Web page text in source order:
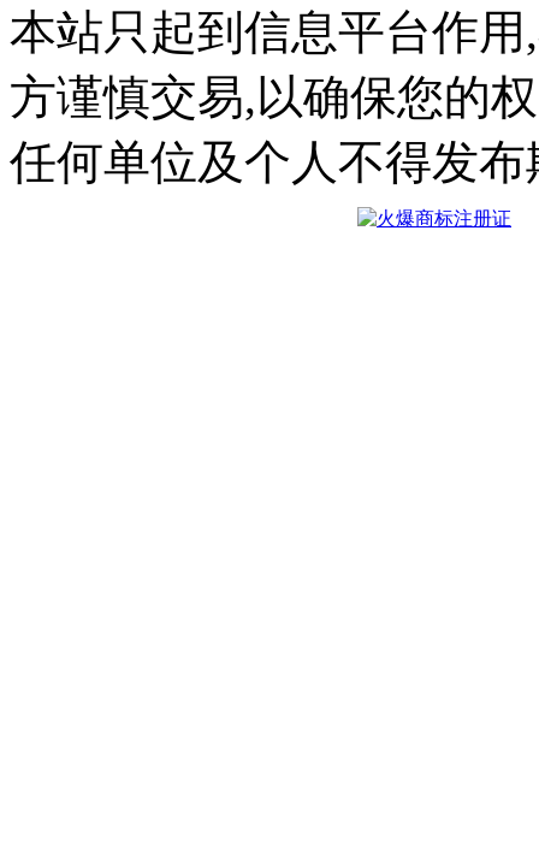
本站只起到信息平台作
方谨慎交易,以确保您的
任何单位及个人不得发